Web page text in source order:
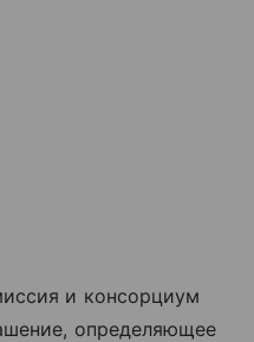
и консорциум
определяющее